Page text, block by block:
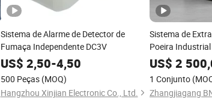
Sistema de Alarme de Detector de
Fumaça Independente DC3V
US$ 2,50-4,50
500 Peças (MOQ)
Hangzhou Xinjian Electronic Co., Ltd.
Sistema de
Poeira
US$ 2
1 Conjunto